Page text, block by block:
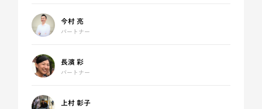
今村 亮
パートナー
長濱 彩
パートナー
上村 彰子